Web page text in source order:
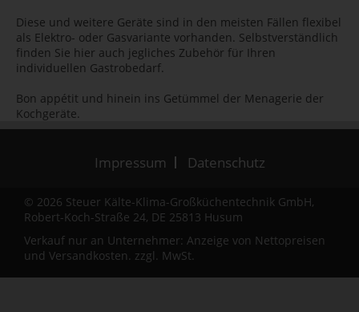
Diese und weitere Geräte sind in den meisten Fällen flexibel
als Elektro- oder Gasvariante vorhanden. Selbstverständlich
finden Sie hier auch jegliches Zubehör für Ihren
individuellen Gastrobedarf.
Bon appétit und hinein ins Getümmel der Menagerie der
Kochgeräte.
Impressum Datenschutz
© 2026 Steuer Kälte-Klima-Großküchentechnik GmbH,
Robert-Koch-Straße 24, DE 25813 Husum
Verkauf nur an Unternehmer: Anzeige von Nettopreisen
und Versandkosten. zzgl. MwSt.